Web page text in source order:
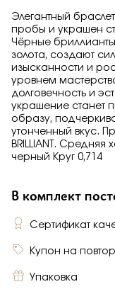
Элегантный
пробы и украшен
Чёрные
золота, создают
изысканности и
уровнем
долговечность и
украшение станет
образу,
утонченный вкус.
BRILLIANT.
черный Круг 0,714
В комплект
Сертификат
Купон на
Упаковка